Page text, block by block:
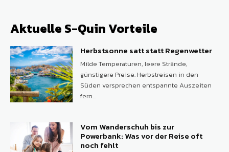
Aktuelle S-Quin Vorteile
Herbstsonne satt statt Regenwetter
Milde Temperaturen, leere Strände,
günstigere Preise. Herbstreisen in den
Süden versprechen entspannte Auszeiten
fern...
Vom Wanderschuh bis zur
Powerbank: Was vor der Reise oft
noch fehlt